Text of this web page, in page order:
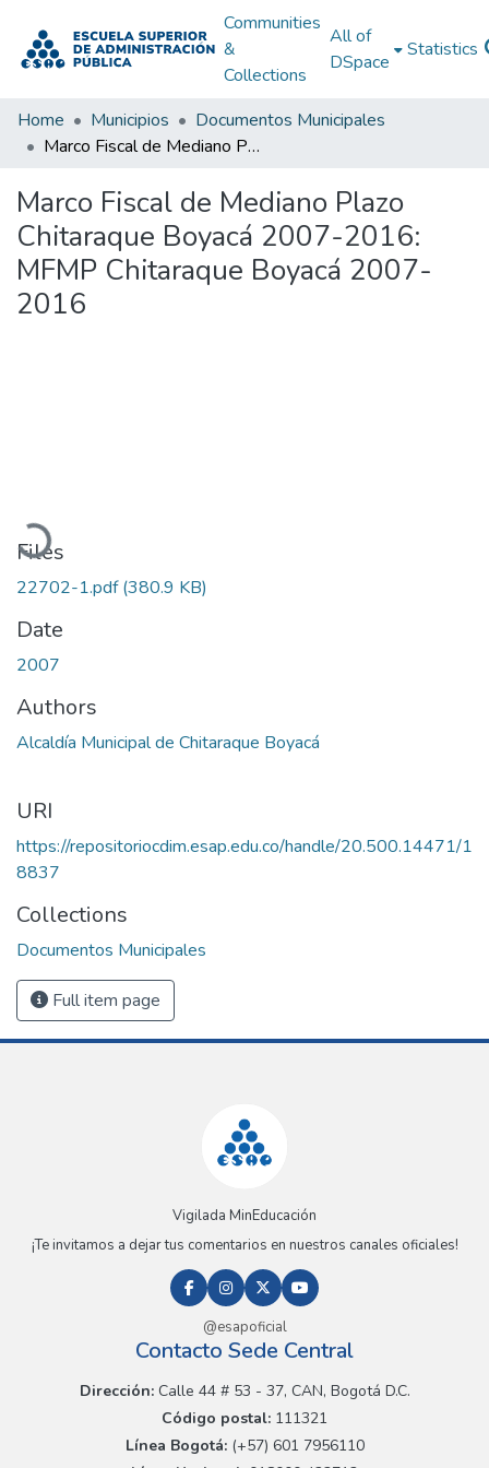
Communities
&
Collections
All of
DSpace
Statistics
Home Municipios
Documentos Municipales
Marco Fiscal de Mediano Plazo Chitaraque Boyacá 2007-2016: MFMP Chitaraque Boyacá 2007-2016
Marco Fiscal de Mediano Plazo
Chitaraque Boyacá 2007-2016:
MFMP Chitaraque Boyacá 2007-
2016
Loading...
Files
22702-1.pdf(380.9 KB)
Date
2007
Authors
Alcaldía Municipal de Chitaraque Boyacá
URI
https://repositoriocdim.esap.edu.co/handle/20.500.14471/1
8837
Collections
Documentos Municipales
Full item page
Vigilada MinEducación
¡Te invitamos a dejar tus comentarios en nuestros canales oficiales!
@esapoficial
Contacto Sede Central
Dirección:Calle 44 # 53 - 37, CAN, Bogotá D.C.
Código postal: 111321
Línea Bogotá:(+57) 601 7956110